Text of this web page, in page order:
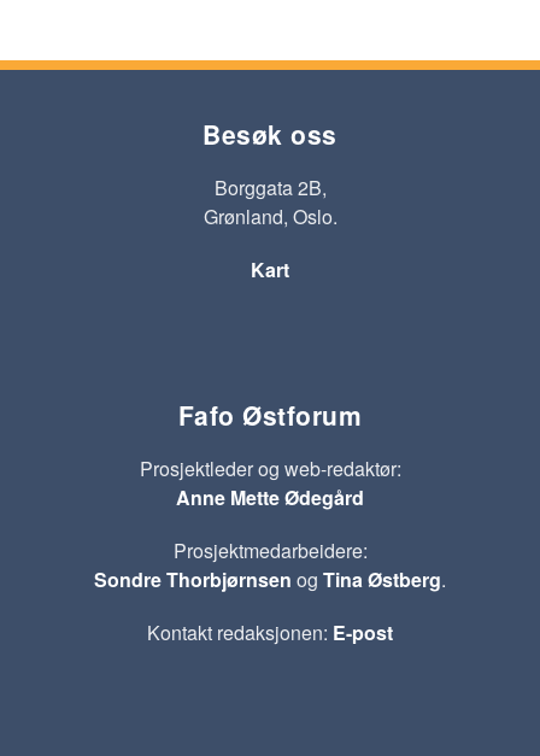
Besøk oss
Borggata 2B,
Grønland, Oslo.
Kart
Fafo Østforum
Prosjektleder og web-redaktør:
Anne Mette Ødegård
Prosjektmedarbeidere:
Sondre Thorbjørnsen og Tina Østberg.
Kontakt redaksjonen: E-post